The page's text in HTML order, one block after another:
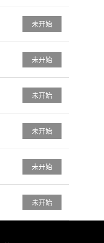
未开始
未开始
未开始
未开始
未开始
未开始